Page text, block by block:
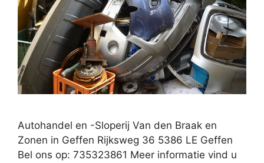
Autohandel en -Sloperij Van den Braak en
Zonen in Geffen Rijksweg 36 5386 LE Geffen
Bel ons op: 735323861 Meer informatie vind u